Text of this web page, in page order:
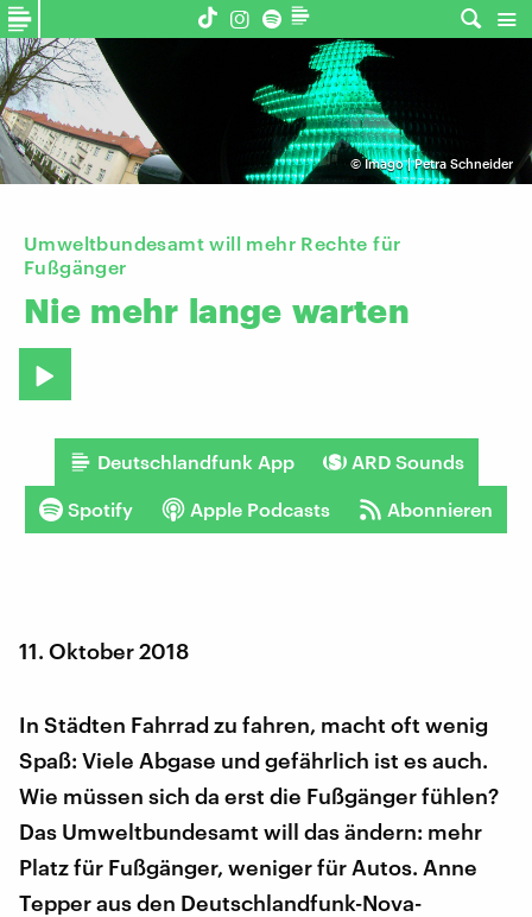
©Imago | Petra Schneider
Umweltbundesamt will mehr Rechte für
Fußgänger
Nie mehr lange warten
Deutschlandfunk App ARD Sounds
Spotify Apple Podcasts Abonnieren
11. Oktober 2018
In Städten Fahrrad zu fahren, macht oft wenig
Spaß: Viele Abgase und gefährlich ist es auch.
Wie müssen sich da erst die Fußgänger fühlen?
Das Umweltbundesamt will das ändern: mehr
Platz für Fußgänger, weniger für Autos. Anne
Tepper aus den Deutschlandfunk-Nova-